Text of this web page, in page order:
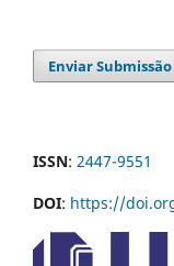
Enviar Submissão
ISSN: 2447-9551
DOI: https://